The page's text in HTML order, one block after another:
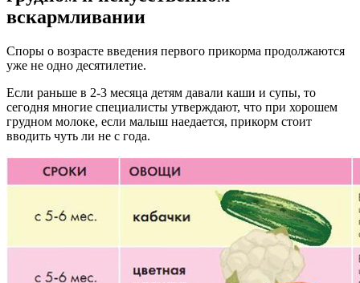
вскармливании
Споры о возрасте введения первого прикорма продолжаются
уже не одно десятилетие.
Если раньше в 2-3 месяца детям давали каши и супы, то
сегодня многие специалисты утверждают, что при хорошем
грудном молоке, если малыш наедается, прикорм стоит
вводить чуть ли не с года.